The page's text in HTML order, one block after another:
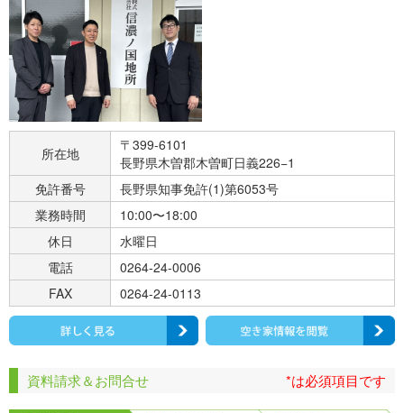
所在地
〒399-6101
長野県木曽郡木曽町日義226−1
免許番号
長野県知事免許(1)第6053号
業務時間
10:00〜18:00
休日
水曜日
電話
0264-24-0006
FAX
0264-24-0113
資料請求＆お問合せ *は必須項目です